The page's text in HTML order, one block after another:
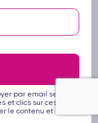
1/13
par email ses
et clics sur ces
le contenu et la